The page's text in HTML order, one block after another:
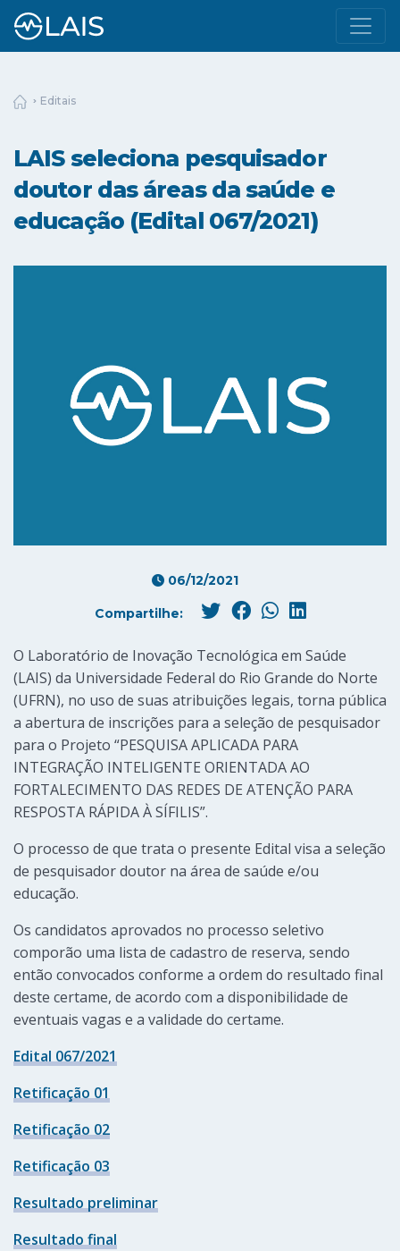
Editais
LAIS seleciona pesquisador
doutor das áreas da saúde e
educação (Edital 067/2021)
06/12/2021
Compartilhe:
O Laboratório de Inovação Tecnológica em Saúde
(LAIS) da Universidade Federal do Rio Grande do Norte
(UFRN), no uso de suas atribuições legais, torna pública
a abertura de inscrições para a seleção de pesquisador
para o Projeto “PESQUISA APLICADA PARA
INTEGRAÇÃO INTELIGENTE ORIENTADA AO
FORTALECIMENTO DAS REDES DE ATENÇÃO PARA
RESPOSTA RÁPIDA À SÍFILIS”.
O processo de que trata o presente Edital visa a seleção
de pesquisador doutor na área de saúde e/ou
educação.
Os candidatos aprovados no processo seletivo
comporão uma lista de cadastro de reserva, sendo
então convocados conforme a ordem do resultado final
deste certame, de acordo com a disponibilidade de
eventuais vagas e a validade do certame.
Edital 067/2021
Retificação 01
Retificação 02
Retificação 03
Resultado preliminar
Resultado final